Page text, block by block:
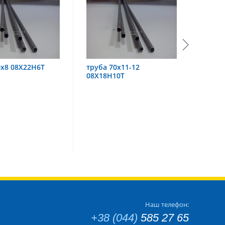
70х11-12
труба 60х6 08Х18Н10
Наш телефон:
+38 (044) 585 27 65